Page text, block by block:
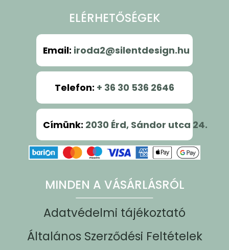
MINDEN A VÁSÁRLÁSRÓL
Adatvédelmi tájékoztató
Általános Szerződési Feltételek
ELÉRHETŐSÉGEK
Email: iroda2@silentdesign.hu
Telefon: + 36 30 536 2646
Címünk: 2030 Érd, Sándor utca 24.